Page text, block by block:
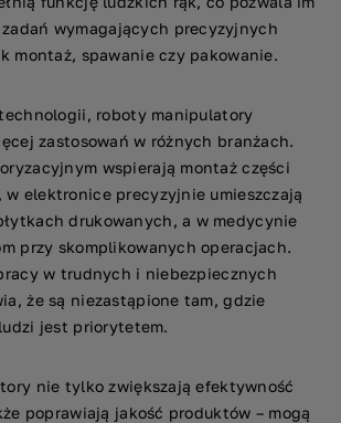
wymagających precyzyjnych
montaż, spawanie czy pakowanie.
roboty manipulatory
zastosowań w różnych branżach.
wspierają montaż części
w elektronice precyzyjnie umieszczają
drukowanych, a w medycynie
przy skomplikowanych operacjach.
w trudnych i niebezpiecznych
że są niezastąpione tam, gdzie
jest priorytetem.
nie tylko zwiększają efektywność
poprawiają jakość produktów – mogą